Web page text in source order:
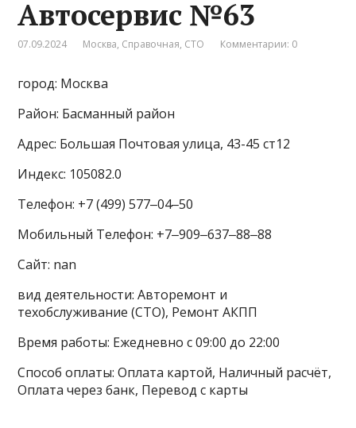
Автосервис №63
07.09.2024 Москва, Справочная, СТО Комментарии: 0
город: Москва
Район: Басманный район
Адрес: Большая Почтовая улица, 43-45 ст12
Индекс: 105082.0
Телефон: +7 (499) 577‒04‒50
Мобильный Телефон: +7‒909‒637‒88‒88
Сайт: nan
вид деятельности: Авторемонт и
техобслуживание (СТО), Ремонт АКПП
Время работы: Ежедневно с 09:00 до 22:00
Способ оплаты: Оплата картой, Наличный расчёт,
Оплата через банк, Перевод с карты